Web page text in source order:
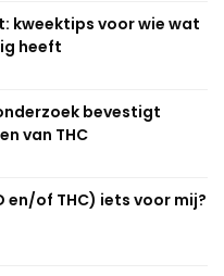
kweektips voor wie wat
heeft
bevestigt
van THC
en/of THC) iets voor mij?